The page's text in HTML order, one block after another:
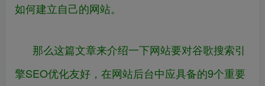
如何建立自己的网站。
那么这篇文章来介绍一下网站要对谷歌搜索引
擎SEO优化友好，在网站后台中应具备的9个重要